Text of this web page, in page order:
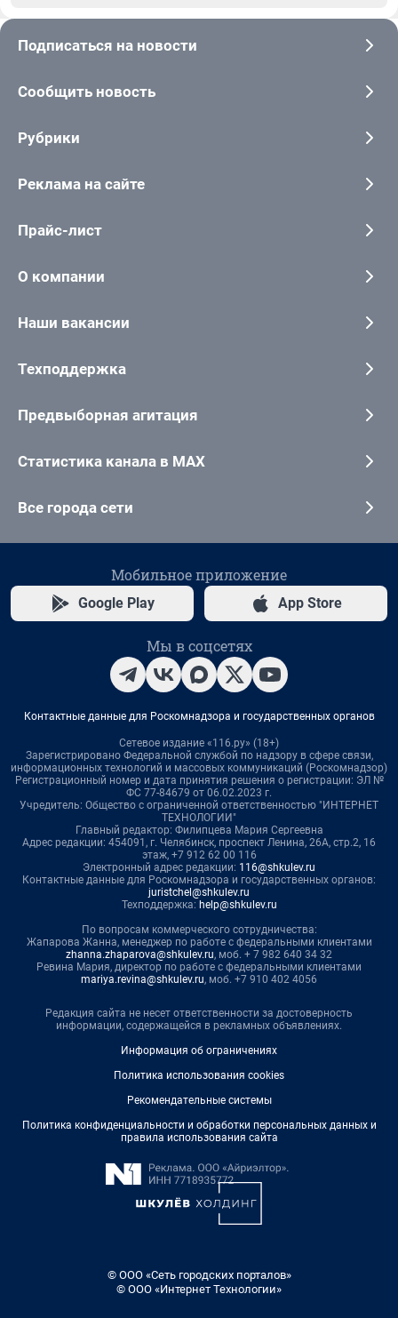
Подписаться на новости
Сообщить новость
Рубрики
Реклама на сайте
Прайс-лист
О компании
Наши вакансии
Техподдержка
Предвыборная агитация
Статистика канала в MAX
Все города сети
Мобильное приложение
Google Play App Store
Мы в соцсетях
Контактные данные для Роскомнадзора и государственных органов
Сетевое издание «116.ру» (18+)
Зарегистрировано Федеральной службой по надзору в сфере связи,
информационных технологий и массовых коммуникаций (Роскомнадзор)
Регистрационный номер и дата принятия решения о регистрации: ЭЛ №
ФС 77-84679 от 06.02.2023 г.
Учредитель: Общество с ограниченной ответственностью "ИНТЕРНЕТ
ТЕХНОЛОГИИ"
Главный редактор: Филипцева Мария Сергеевна
Адрес редакции: 454091, г. Челябинск, проспект Ленина, 26А, стр.2, 16
этаж, +7 912 62 00 116
Электронный адрес редакции: 116@shkulev.ru
Контактные данные для Роскомнадзора и государственных органов:
juristchel@shkulev.ru
Техподдержка: help@shkulev.ru
По вопросам коммерческого сотрудничества:
Жапарова Жанна, менеджер по работе с федеральными клиентами
zhanna.zhaparova@shkulev.ru, моб. + 7 982 640 34 32
Ревина Мария, директор по работе с федеральными клиентами
mariya.revina@shkulev.ru, моб. +7 910 402 4056
Редакция сайта не несет ответственности за достоверность
информации, содержащейся в рекламных объявлениях.
Информация об ограничениях
Политика использования cookies
Рекомендательные системы
Политика конфиденциальности и обработки персональных данных и
правила использования сайта
© ООО «Сеть городских порталов»
© ООО «Интернет Технологии»